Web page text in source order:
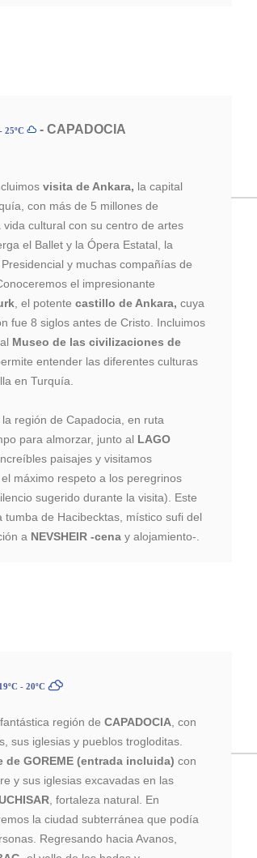
25ºC - CAPADOCIA
visita de Ankara, la capital
con más de 5 millones de
vida cultural con su centro de artes
el Ballet y la Ópera Estatal, la
y muchas compañías de
el impresionante
, el potentecastillo de Ankara, cuya
fue 8 siglos antes de Cristo. Incluimos
Museo de las civilizaciones de
entender las diferentes culturas
en Turquía.
región de Capadocia, en ruta
para almorzar, junto al LAGO
paisajes y visitamos
el máximo respeto a los peregrinos
sugerido durante la visita). Este
tumba de Hacibecktas, místico sufi del
a NEVSHEIR -cenay alojamiento-.
- 20ºC
región deCAPADOCIA , con
sus iglesias y pueblos trogloditas.
de GOREME (entrada incluida) con
y sus iglesias excavadas en las
UCHISAR , fortaleza natural. En
la ciudad subterránea que podía
Regresando hacia Avanos,